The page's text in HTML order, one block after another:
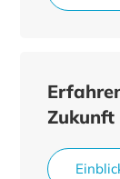
Zukunft